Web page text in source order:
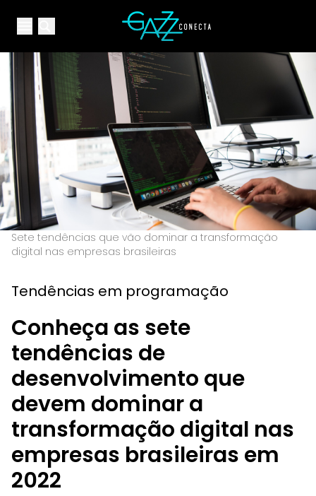
Open main menuYour Company
Sete tendências que vão dominar a transformação
digital nas empresas brasileiras
Tendências em programação
Conheça as sete
tendências de
desenvolvimento que
devem dominar a
transformação digital nas
empresas brasileiras em
2022